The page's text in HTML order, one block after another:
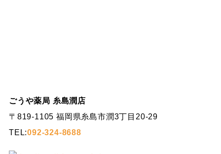
ごうや薬局 糸島潤店
〒819-1105 福岡県糸島市潤3丁目20-29
TEL:092-324-8688